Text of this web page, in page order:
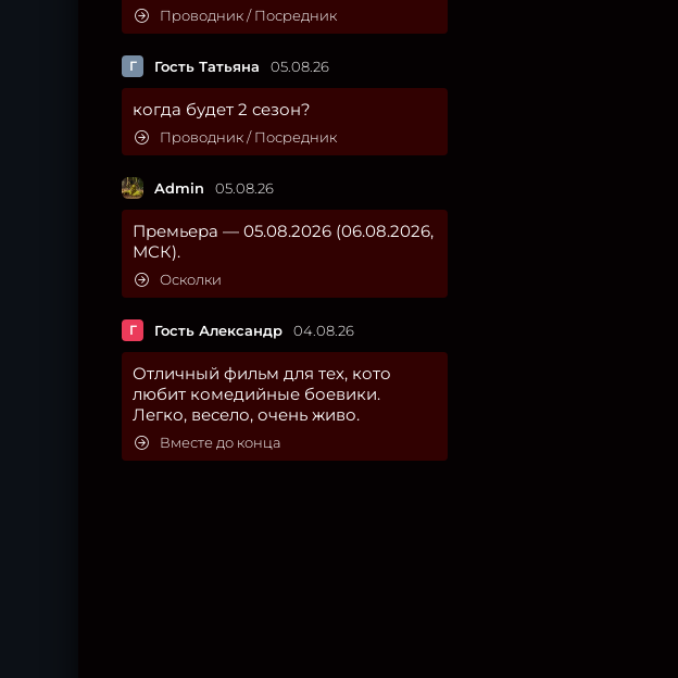
Проводник / Посредник
Г Гость Татьяна 05.08.26
когда будет 2 сезон?
Проводник / Посредник
Admin 05.08.26
Премьера — 05.08.2026 (06.08.2026,
МСК).
Осколки
Г Гость Александр 04.08.26
Отличный фильм для тех, кото
любит комедийные боевики.
Легко, весело, очень живо.
Вместе до конца